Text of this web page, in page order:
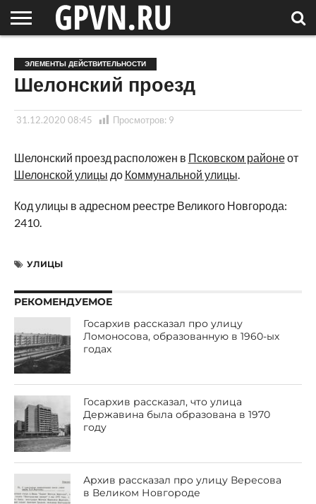
ОБЛАСТЬ
НОВОСТИ
СОСЕДЕЙ
РОССИЯ
/ МИР
СПЕЦПРОЕКТЫ
БЛОГ
СТАТЬИ
ФОТОРЕПОРТАЖИ
ИНТЕРВЬЮ
ОБЪЕКТЫ
ПОДБОРКИ
ЭЛЕМЕНТЫ ДЕЙСТВИТЕЛЬНОСТИ
Шелонский проезд
31.12.2020 08:45 Просмотров: 9
Шелонский проезд расположен в Псковском районеот
Шелонской улицы до Коммунальной улицы.
Код улицы в адресном реестре Великого Новгорода:
2410.
УЛИЦЫ
РЕКОМЕНДУЕМОЕ
Госархив рассказал про улицу
Ломоносова, образованную в 1960-ых
годах
Госархив рассказал, что улица
Державина была образована в 1970
году
Архив рассказал про улицу Вересова
в Великом Новгороде